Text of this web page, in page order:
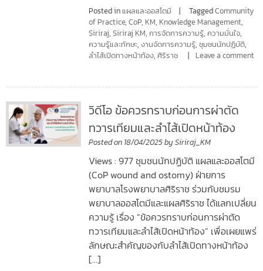
Posted in แผลและออสโตมี TaggedCommunity
of Practice,CoP, KM, Knowledge Management,
Siriraj,Siriraj KM,การจัดการความรู้, ความมั่นใจ,
ความรู้และทักษะ,งานจัดการความรู้,ชุมชนนักปฏิบัติ,
ลำไส้เปิดทางหน้าท้อง, ศิริราช Leave a comment
วิดีโอ ข้อควรทราบก่อนการผ่าตัด
ทวารเทียมและลำไส้เปิดหน้าท้อง
Posted on 18/04/2025bySiriraj_KM
Views : 977 ชุมชนนักปฏิบัติ แผลและออสโตมี
(CoP wound and ostomy) ฝ่ายการ
พยาบาลโรงพยาบาลศิริราช ร่วมกับชมรม
พยาบาลออสโตมีและแผลศิริราช ได้แลกเปลี่ยน
ความรู้ เรื่อง “ข้อควรทราบก่อนการผ่าตัด
ทวารเทียมและลำไส้เปิดหน้าท้อง” เพื่อเผยแพร่
ลักษณะสำคัญของกับลำไส้เปิดทางหน้าท้อง
[…]